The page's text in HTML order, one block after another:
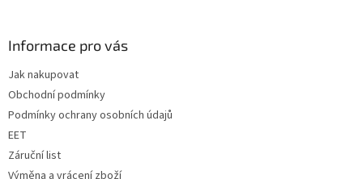
Informace pro vás
Jak nakupovat
Obchodní podmínky
Podmínky ochrany osobních údajů
EET
Záruční list
Výměna a vrácení zboží